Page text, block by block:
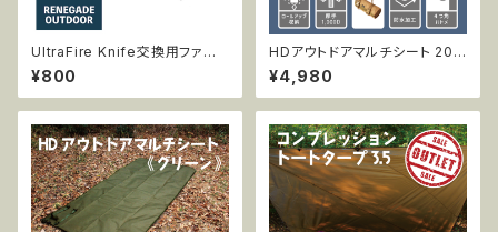
UltraFire Knife交換用ファイ
アースチールロッド 2本入
¥800
HDアウトドアマルチシート 200
x100cm コヨーテ
¥4,980